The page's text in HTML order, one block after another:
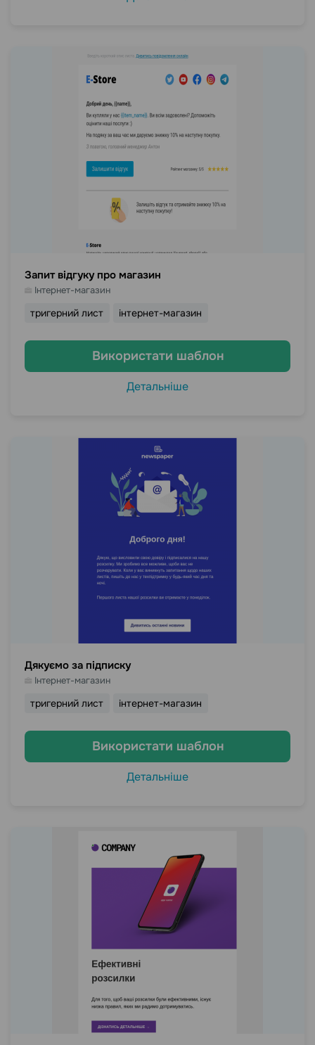
Запит відгуку про магазин
Інтернет-магазин
тригерний лист інтернет-магазин
Використати шаблон
Детальніше
Дякуємо за підписку
Інтернет-магазин
тригерний лист інтернет-магазин
Використати шаблон
Детальніше